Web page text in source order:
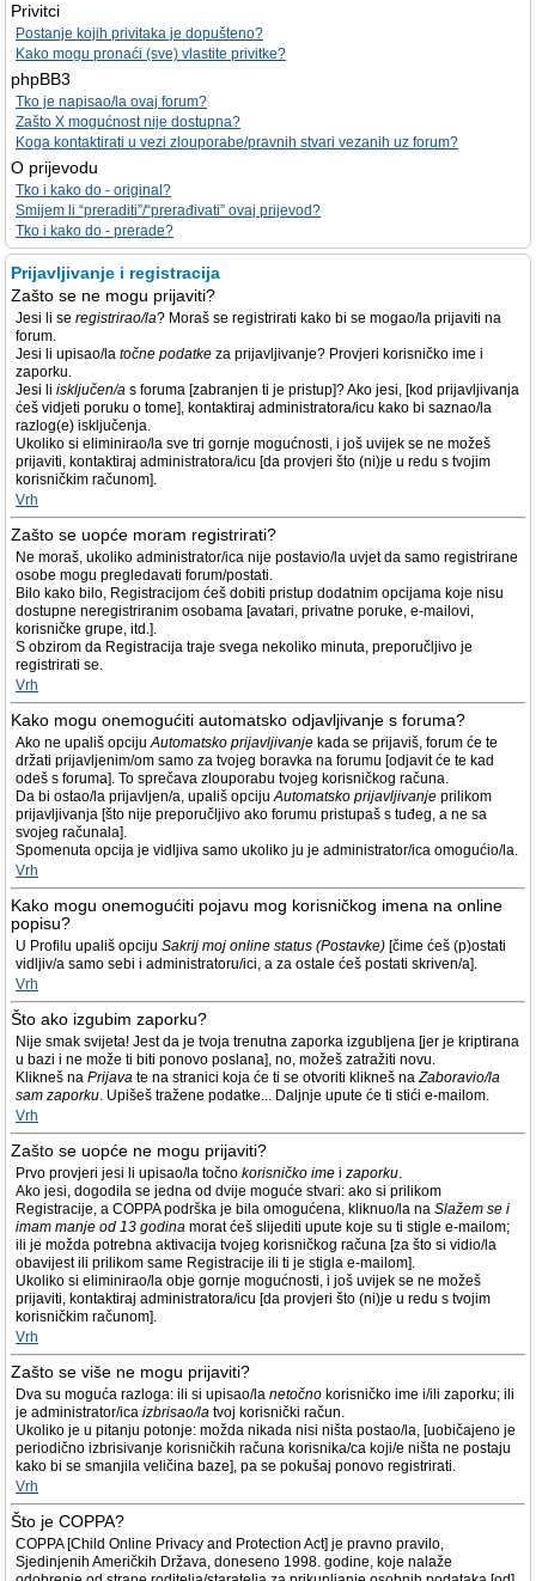
Privitci
Postanje kojih privitaka je dopušteno?
Kako mogu pronaći (sve) vlastite privitke?
phpBB3
Tko je napisao/la ovaj forum?
Zašto X mogućnost nije dostupna?
Koga kontaktirati u vezi zlouporabe/pravnih stvari vezanih uz forum?
O prijevodu
Tko i kako do - original?
Smijem li “preraditi”/“prerađivati” ovaj prijevod?
Tko i kako do - prerade?
Prijavljivanje i registracija
Zašto se ne mogu prijaviti?
Jesi li se registrirao/la? Moraš se registrirati kako bi se mogao/la prijaviti na
forum.
Jesi li upisao/la točne podatke za prijavljivanje? Provjeri korisničko ime i
zaporku.
Jesi li isključen/a s foruma [zabranjen ti je pristup]? Ako jesi, [kod prijavljivanja
ćeš vidjeti poruku o tome], kontaktiraj administratora/icu kako bi saznao/la
razlog(e) isključenja.
Ukoliko si eliminirao/la sve tri gornje mogućnosti, i još uvijek se ne možeš
prijaviti, kontaktiraj administratora/icu [da provjeri što (ni)je u redu s tvojim
korisničkim računom].
Vrh
Zašto se uopće moram registrirati?
Ne moraš, ukoliko administrator/ica nije postavio/la uvjet da samo registrirane
osobe mogu pregledavati forum/postati.
Bilo kako bilo, Registracijom ćeš dobiti pristup dodatnim opcijama koje nisu
dostupne neregistriranim osobama [avatari, privatne poruke, e-mailovi,
korisničke grupe, itd.].
S obzirom da Registracija traje svega nekoliko minuta, preporučljivo je
registrirati se.
Vrh
Kako mogu onemogućiti automatsko odjavljivanje s foruma?
Ako ne upališ opcijuAutomatsko prijavljivanje kada se prijaviš, forum će te
držati prijavljenim/om samo za tvojeg boravka na forumu [odjavit će te kad
odeš s foruma]. To sprečava zlouporabu tvojeg korisničkog računa.
Da bi ostao/la prijavljen/a, upališ opcijuAutomatsko prijavljivanje prilikom
prijavljivanja [što nije preporučljivo ako forumu pristupaš s tuđeg, a ne sa
svojeg računala].
Spomenuta opcija je vidljiva samo ukoliko ju je administrator/ica omogućio/la.
Vrh
Kako mogu onemogućiti pojavu mog korisničkog imena na online
popisu?
U Profilu upališ opciju Sakrij moj online status (Postavke) [čime ćeš (p)ostati
vidljiv/a samo sebi i administratoru/ici, a za ostale ćeš postati skriven/a].
Vrh
Što ako izgubim zaporku?
Nije smak svijeta! Jest da je tvoja trenutna zaporka izgubljena [jer je kriptirana
u bazi i ne može ti biti ponovo poslana], no, možeš zatražiti novu.
Klikneš na Prijava te na stranici koja će ti se otvoriti klikneš naZaboravio/la
sam zaporku. Upišeš tražene podatke... Daljnje upute će ti stići e-mailom.
Vrh
Zašto se uopće ne mogu prijaviti?
Prvo provjeri jesi li upisao/la točno korisničko ime i zaporku.
Ako jesi, dogodila se jedna od dvije moguće stvari: ako si prilikom
Registracije, a COPPA podrška je bila omogućena, kliknuo/la na Slažem se i
imam manje od 13 godina morat ćeš slijediti upute koje su ti stigle e-mailom;
ili je možda potrebna aktivacija tvojeg korisničkog računa [za što si vidio/la
obavijest ili prilikom same Registracije ili ti je stigla e-mailom].
Ukoliko si eliminirao/la obje gornje mogućnosti, i još uvijek se ne možeš
prijaviti, kontaktiraj administratora/icu [da provjeri što (ni)je u redu s tvojim
korisničkim računom].
Vrh
Zašto se više ne mogu prijaviti?
Dva su moguća razloga: ili si upisao/la netočno korisničko ime i/ili zaporku; ili
je administrator/ica izbrisao/la tvoj korisnički račun.
Ukoliko je u pitanju potonje: možda nikada nisi ništa postao/la, [uobičajeno je
periodično izbrisivanje korisničkih računa korisnika/ca koji/e ništa ne postaju
kako bi se smanjila veličina baze], pa se pokušaj ponovo registrirati.
Vrh
Što je COPPA?
COPPA [Child Online Privacy and Protection Act] je pravno pravilo,
Sjedinjenih Američkih Država, doneseno 1998. godine, koje nalaže